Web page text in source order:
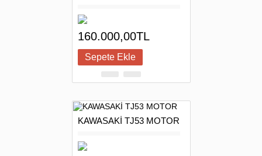
160.000,00TL
KAWASAKİ TJ53 MOTOR